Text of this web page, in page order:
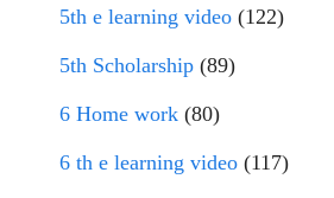
5th e learning video (122)
5th Scholarship (89)
6 Home work (80)
6 th e learning video (117)